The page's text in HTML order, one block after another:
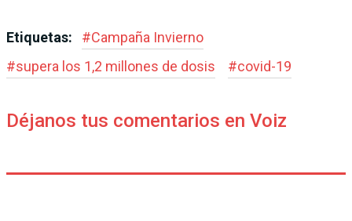
Etiquetas: #Campaña Invierno
#supera los 1,2 millones de dosis #covid-19
Déjanos tus comentarios en Voiz